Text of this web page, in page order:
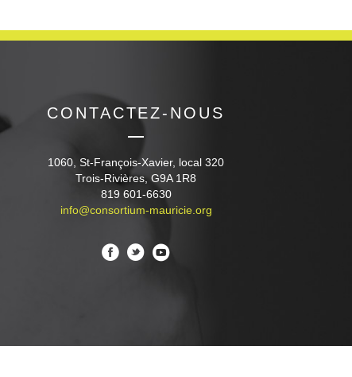
CONTACTEZ-NOUS
1060, St-François-Xavier, local 320
Trois-Rivières, G9A 1R8
819 601-6630
info@consortium-mauricie.org